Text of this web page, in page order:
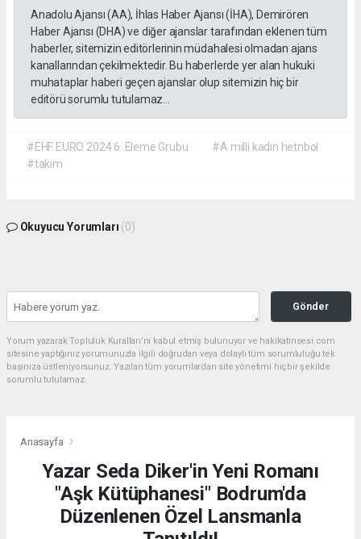
Anadolu Ajansı (AA), İhlas Haber Ajansı (İHA), Demirören
Haber Ajansı (DHA) ve diğer ajanslar tarafından eklenen tüm
haberler, sitemizin editörlerinin müdahalesi olmadan ajans
kanallarından çekilmektedir. Bu haberlerde yer alan hukuki
muhataplar haberi geçen ajanslar olup sitemizin hiç bir
editörü sorumlu tutulamaz...
#EHF EURO 2024 6. Eleme Grubu
#A milli kadın hetnbol
#takım
Okuyucu Yorumları (0)
Gönder
Yorum yazarak Topluluk Kuralları’nı kabul etmiş bulunuyor ve hakikatinsesi.com
sitesine yaptığınız yorumunuzla ilgili doğrudan veya dolaylı tüm sorumluluğu tek
başınıza üstleniyorsunuz. Yazılan tüm yorumlardan site yönetimi hiçbir şekilde
sorumlu tutulamaz.
Anasayfa
Yazar Seda Diker'in Yeni Romanı
"Aşk Kütüphanesi" Bodrum'da
Düzenlenen Özel Lansmanla